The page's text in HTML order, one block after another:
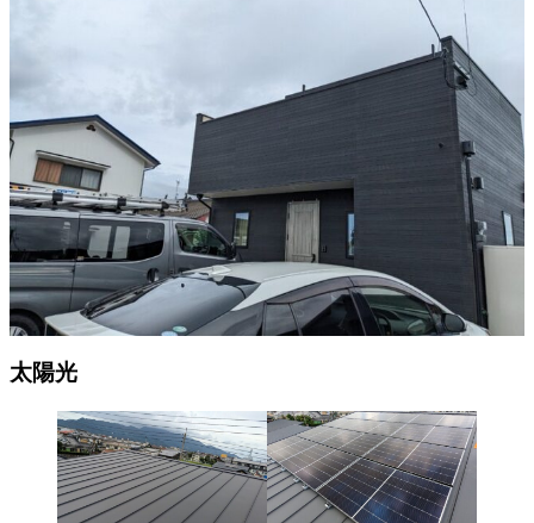
太陽光